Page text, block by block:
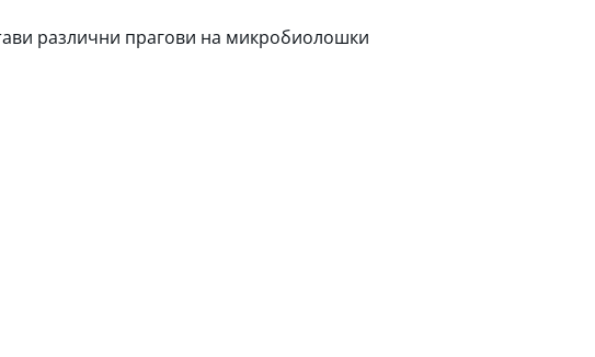
различни прагови на микробиолошки